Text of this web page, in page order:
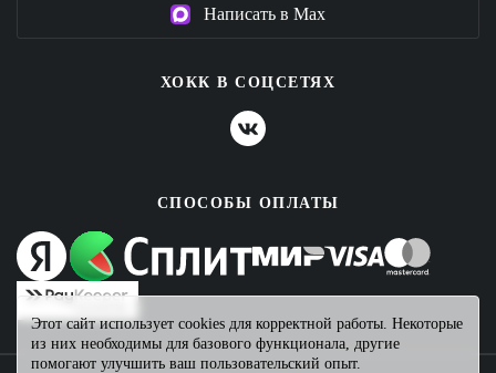
Написать в Max
ХОКК В СОЦСЕТЯХ
СПОСОБЫ ОПЛАТЫ
Этот сайт использует cookies для корректной работы. Некоторые
из них необходимы для базового функционала, другие
помогают улучшить ваш пользовательский опыт.